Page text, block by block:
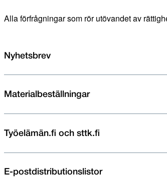
Alla förfrågningar som rör utövandet av
Nyhetsbrev
Materialbeställningar
Työelämän.fi och sttk.fi
E-postdistributionslistor